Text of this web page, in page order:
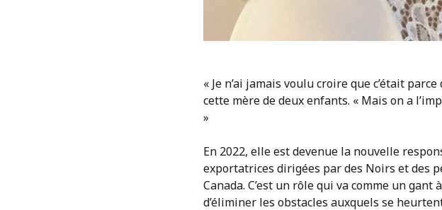
« Je n’ai jamais voulu croire que c’était
cette mère de deux enfants. « Mais on a
»
En 2022, elle est devenue la nouvelle
exportatrices dirigées par des Noirs et des
Canada. C’est un rôle qui va comme un
d’éliminer les obstacles auxquels se